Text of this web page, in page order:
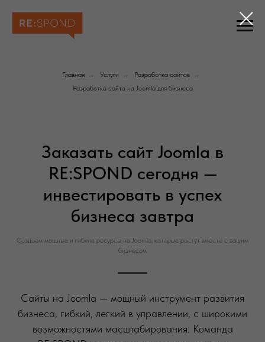
Главная → Услуги → Разработка сайтов →
Разработка сайта на Joomla для бизнеса
Заказать сайт Joomla в
RE:SPOND сегодня —
инвестировать в успех
бизнеса завтра
Создаем мощные и гибкие ресурсы на Joomla, которые растут вместе с вашим
бизнесом
Сайты на Joomla — мощный инструмент развития
бизнеса, гибкий, легкий в управлении, с широкими
возможностями масштабирования. Команда